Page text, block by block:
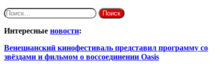
Найти:
Интересные новости:
Венецианский кинофестиваль представил программу со
звёздами и фильмом о воссоединении Oasis